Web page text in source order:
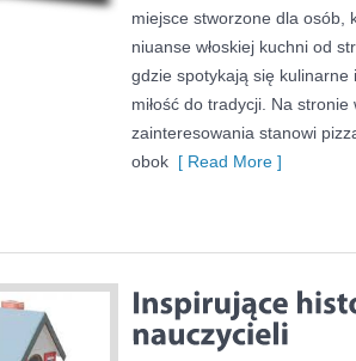
miejsce stworzone dla osób,
niuanse włoskiej kuchni od
gdzie spotykają się
miłość do tradycji. Na
zainteresowania stanowi
obok [ Read More ]